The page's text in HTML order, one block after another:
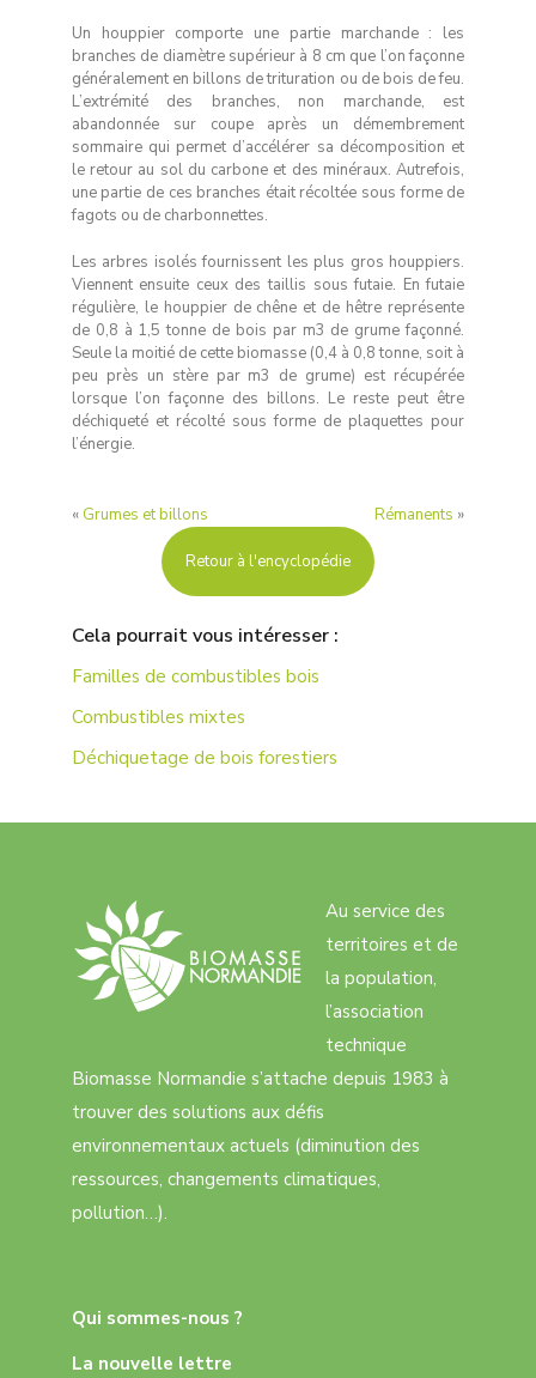
Un houppier comporte une partie marchande : les
branches de diamètre supérieur à 8 cm que l’on façonne
généralement en billons de trituration ou de bois de feu.
L’extrémité des branches, non marchande, est
abandonnée sur coupe après un démembrement
sommaire qui permet d’accélérer sa décomposition et
le retour au sol du carbone et des minéraux. Autrefois,
une partie de ces branches était récoltée sous forme de
fagots ou de charbonnettes.
Les arbres isolés fournissent les plus gros houppiers.
Viennent ensuite ceux des taillis sous futaie. En futaie
régulière, le houppier de chêne et de hêtre représente
de 0,8 à 1,5 tonne de bois par m3 de grume façonné.
Seule la moitié de cette biomasse (0,4 à 0,8 tonne, soit à
peu près un stère par m3 de grume) est récupérée
lorsque l’on façonne des billons. Le reste peut être
déchiqueté et récolté sous forme de plaquettes pour
l’énergie.
« Grumes et billons Rémanents »
Retour à l'encyclopédie
Cela pourrait vous intéresser :
Familles de combustibles bois
Combustibles mixtes
Déchiquetage de bois forestiers
Au service des
territoires et de
la population,
l’association
technique
Biomasse Normandie s’attache depuis 1983 à
trouver des solutions aux défis
environnementaux actuels (diminution des
ressources, changements climatiques,
pollution…).
Qui sommes-nous ?
La nouvelle lettre